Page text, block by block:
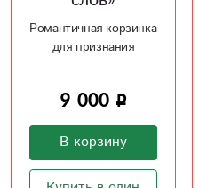
герберами и розами
напомнит утреннюю
свежесть
Купить в один
клик